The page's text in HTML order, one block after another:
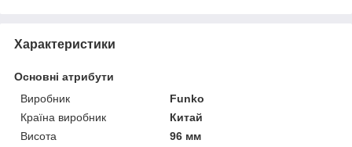
Характеристики
Основні атрибути
Виробник
Funko
Країна виробник
Китай
Висота
96 мм